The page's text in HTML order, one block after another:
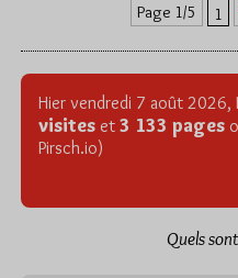
Page 1/5 1
Hier vendredi 7 août 2026,
visites et 3 133 pages
Pirsch.io)
Quels